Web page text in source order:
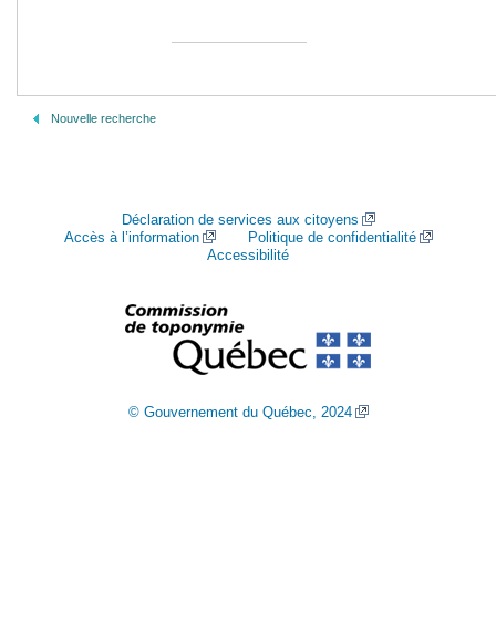
Nouvelle recherche
Déclaration de services aux citoyens
Accès à l’information
Politique de confidentialité
Accessibilité
© Gouvernement du Québec, 2024